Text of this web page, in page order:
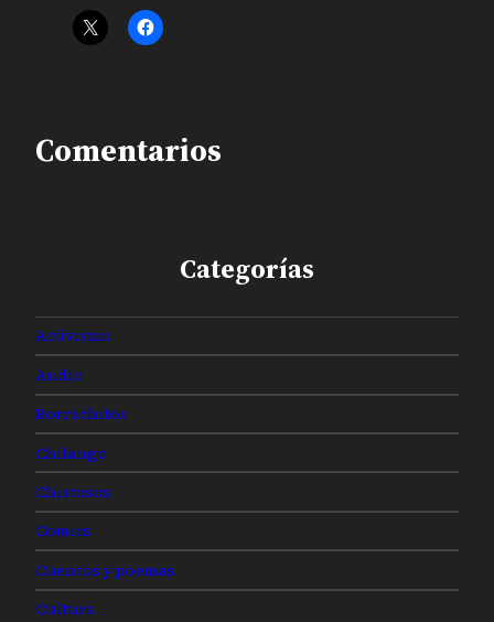
Comentarios
Categorías
Activismo
Audio
Borrachitos
Chilango
Chistosos
Comics
Cuentos y poemas
Cultura